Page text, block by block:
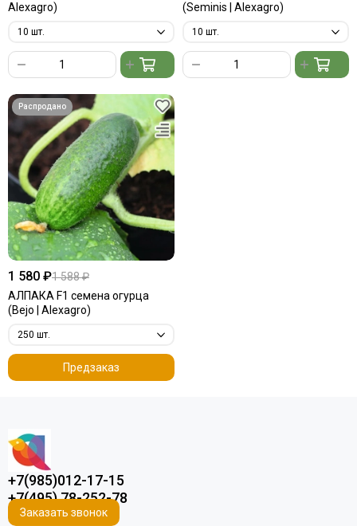
Alexagro)
(Seminis | Alexagro)
1 580 ₽1 588 ₽
АЛПАКА F1 семена огурца
(Bejo | Alexagro)
Предзаказ
+7(985)012-17-15
+7(495) 78-252-78
Заказать звонок